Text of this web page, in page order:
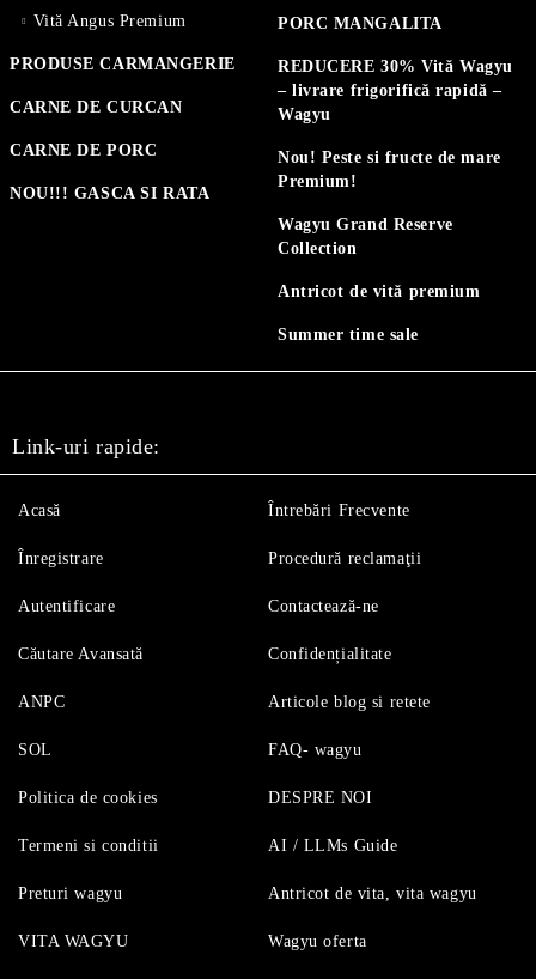
Vită Angus Premium
PRODUSE CARMANGERIE
CARNE DE CURCAN
CARNE DE PORC
NOU!!! GASCA SI RATA
PORC MANGALITA
REDUCERE 30% Vită Wagyu
– livrare frigorifică rapidă –
Wagyu
Nou! Peste si fructe de mare
Premium!
Wagyu Grand Reserve
Collection
Antricot de vită premium
Summer time sale
Link-uri rapide:
Acasă
Înregistrare
Autentificare
Căutare Avansată
Întrebări Frecvente
Procedură reclamaţii
Contactează-ne
Confidențialitate
ANPC
SOL
Politica de cookies
Termeni si conditii
Articole blog si retete
FAQ- wagyu
DESPRE NOI
AI / LLMs Guide
Preturi wagyu
VITA WAGYU
Antricot de vita, vita wagyu
Wagyu oferta